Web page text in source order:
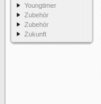
Youngtimer
Zubehör
Zubehör
Zukunft